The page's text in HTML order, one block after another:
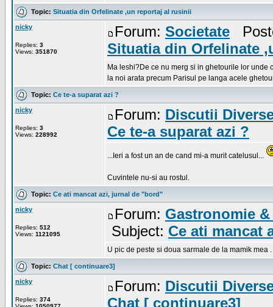
Topic: Situatia din Orfelinate ,un reportaj al rusinii
nicky
Replies: 3
Views: 351870
Forum: Societate
Situatia din Orfelinate
Ma leshi?De ce nu merg si in ghetourile lor
la noi arata precum Parisul pe langa acele
Topic: Ce te-a suparat azi ?
nicky
Replies: 3
Views: 228992
Forum: Discutii
Ce te-a suparat azi ?
...Ieri a fost un an de cand mi-a murit catelusul...
Cuvintele nu-si au rostul.
Topic: Ce ati mancat azi, jurnal de "bord"
nicky
Replies: 512
Views: 1121095
Forum: Gastronomie
Subject: Ce ati mancat
U pic de peste si doua sarmale de la mamik mea .
Topic: Chat [ continuare3]
nicky
Replies: 374
Forum: Discutii
Chat [ continuare3]